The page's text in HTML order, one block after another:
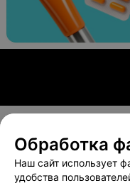
О проекте
Вакансии
Обработка
Наш сайт использует
удобства